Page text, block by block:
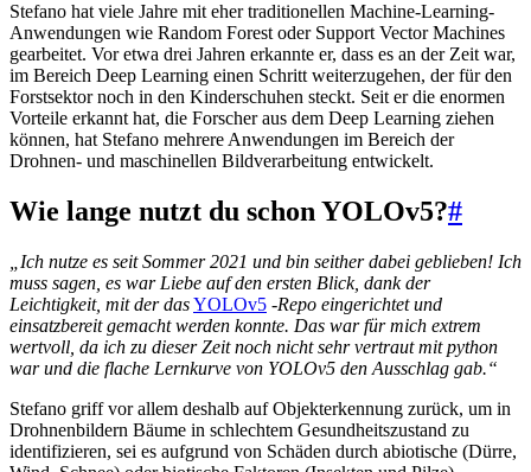
Stefano hat viele Jahre mit eher traditionellen Machine-Learning-
Anwendungen wie Random Forest oder Support Vector Machines
gearbeitet. Vor etwa drei Jahren erkannte er, dass es an der Zeit war,
im Bereich Deep Learning einen Schritt weiterzugehen, der für den
Forstsektor noch in den Kinderschuhen steckt. Seit er die enormen
Vorteile erkannt hat, die Forscher aus dem Deep Learning ziehen
können, hat Stefano mehrere Anwendungen im Bereich der
Drohnen- und maschinellen Bildverarbeitung entwickelt.
Wie lange nutzt du schon YOLOv5?#
„Ich nutze es seit Sommer 2021 und bin seither dabei geblieben! Ich
muss sagen, es war Liebe auf den ersten Blick, dank der
Leichtigkeit, mit der dasYOLOv5 -Repo eingerichtet und
einsatzbereit gemacht werden konnte. Das war für mich extrem
wertvoll, da ich zu dieser Zeit noch nicht sehr vertraut mit python
war und die flache Lernkurve von YOLOv5 den Ausschlag gab.“
Stefano griff vor allem deshalb auf Objekterkennung zurück, um in
Drohnenbildern Bäume in schlechtem Gesundheitszustand zu
identifizieren, sei es aufgrund von Schäden durch abiotische (Dürre,